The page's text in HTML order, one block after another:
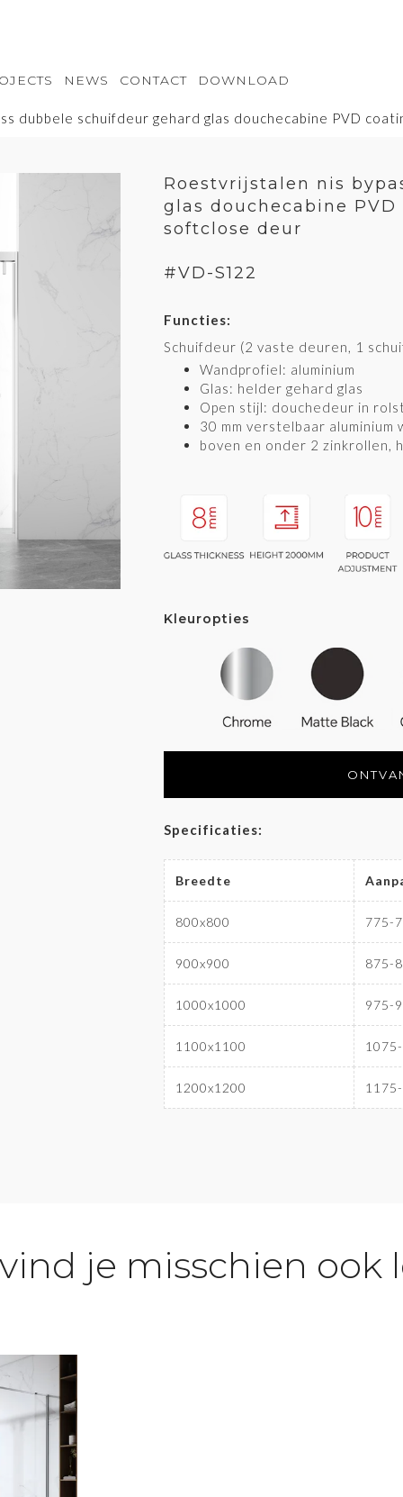
NEWS CONTACT DOWNLOAD
VJ-P331 VK-P731
VO-H131
dubbele schuifdeur gehard glas douchecabine PVD
Roestvrijstalen nis
glas douchecabine
softclose deur
#VD-S122
Functies:
Schuifdeur (2 vaste deuren, 1
Wandprofiel: aluminium
Glas: helder gehard glas
Open stijl: douchedeur in
30 mm verstelbaar aluminium
boven en onder 2 zinkrollen,
Kleuropties
Specificaties:
Breedte
800x800 775-
900x900 875-
1000x1000 975-
1100x1100
1200x1200
je misschien ook